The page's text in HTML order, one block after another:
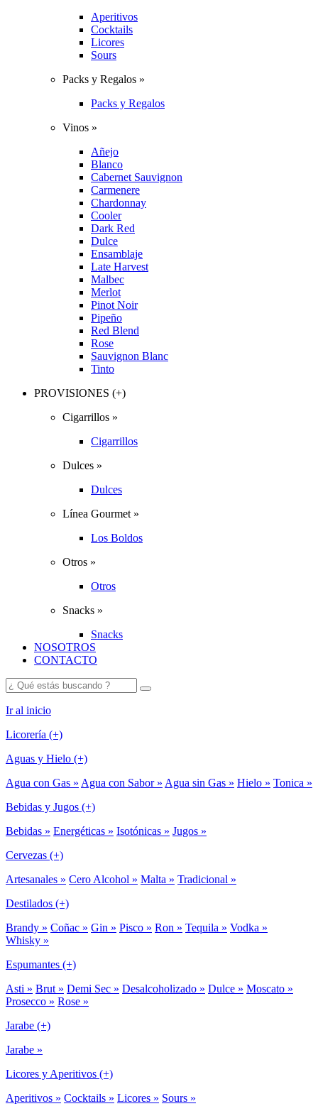
Aperitivos
Cocktails
Licores
Sours
Packs y Regalos »
Packs y Regalos
Vinos »
Añejo
Blanco
Cabernet Sauvignon
Carmenere
Chardonnay
Cooler
Dark Red
Dulce
Ensamblaje
Late Harvest
Malbec
Merlot
Pinot Noir
Pipeño
Red Blend
Rose
Sauvignon Blanc
Tinto
PROVISIONES (+)
Cigarrillos »
Cigarrillos
Dulces »
Dulces
Línea Gourmet »
Los Boldos
Otros »
Otros
Snacks »
Snacks
NOSOTROS
CONTACTO
Ir al inicio
Licorería (+)
Aguas y Hielo (+)
Agua con Gas » Agua con Sabor » Agua sin Gas » Hielo » Tonica »
Bebidas y Jugos (+)
Bebidas » Energéticas » Isotónicas » Jugos »
Cervezas (+)
Artesanales » Cero Alcohol » Malta » Tradicional »
Destilados (+)
Brandy » Coñac » Gin » Pisco » Ron » Tequila » Vodka »
Whisky »
Espumantes (+)
Asti » Brut » Demi Sec » Desalcoholizado » Dulce » Moscato »
Prosecco » Rose »
Jarabe (+)
Jarabe »
Licores y Aperitivos (+)
Aperitivos » Cocktails » Licores » Sours »